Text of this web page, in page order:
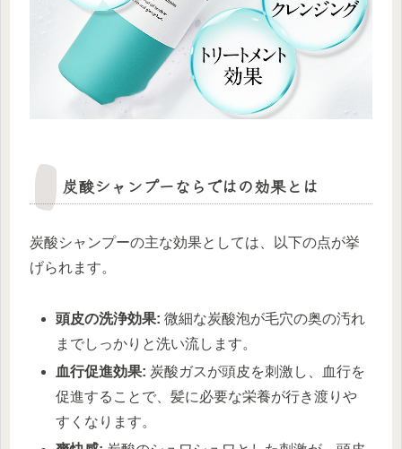
炭酸シャンプーならではの効果とは
炭酸シャンプーの主な効果としては、以下の点が挙
げられます。
頭皮の洗浄効果: 微細な炭酸泡が毛穴の奥の汚れ
までしっかりと洗い流します。
血行促進効果: 炭酸ガスが頭皮を刺激し、血行を
促進することで、髪に必要な栄養が行き渡りや
すくなります。